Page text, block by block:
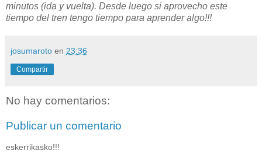
minutos (ida y vuelta). Desde luego si aprovecho este
tiempo del tren tengo tiempo para aprender algo!!!
josumaroto en 23:36
Compartir
No hay comentarios:
Publicar un comentario
eskerrikasko!!!